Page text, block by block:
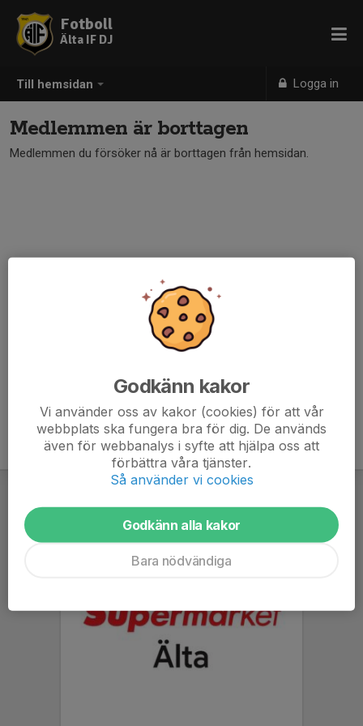
Till hemsidan Logga in
Fotboll
Älta IF DJ
Medlemmen är borttagen
Medlemmen du försöker nå är borttagen från hemsidan.
Godkänn kakor
Vi använder oss av kakor (cookies) för att vår
webbplats ska fungera bra för dig. De används
även för webbanalys i syfte att hjälpa oss att
förbättra våra tjänster.
Så använder vi cookies
Godkänn alla kakor
Bara nödvändiga